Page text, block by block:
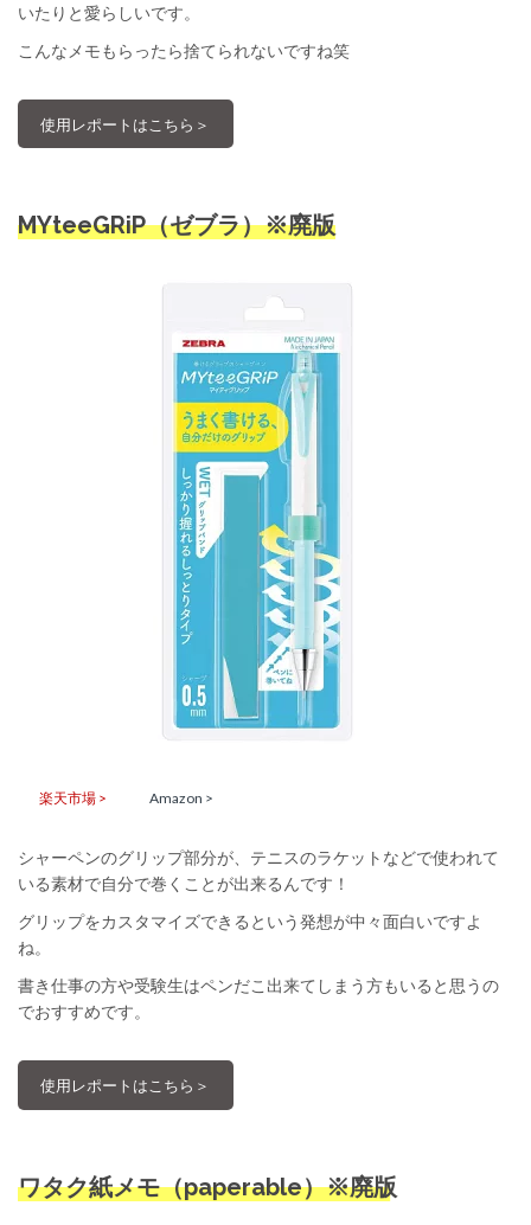
いたりと愛らしいです。
こんなメモもらったら捨てられないですね笑
使用レポートはこちら＞
MYteeGRiP（ゼブラ）※廃版
楽天市場 > Amazon >
シャーペンのグリップ部分が、テニスのラケットなどで使われて
いる素材で自分で巻くことが出来るんです！
グリップをカスタマイズできるという発想が中々面白いですよ
ね。
書き仕事の方や受験生はペンだこ出来てしまう方もいると思うの
でおすすめです。
使用レポートはこちら＞
ワタク紙メモ（paperable）※廃版